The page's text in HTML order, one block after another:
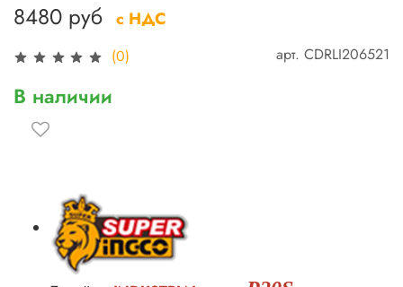
(0) арт. CDRLI206521
8480 руб с НДС
В наличии